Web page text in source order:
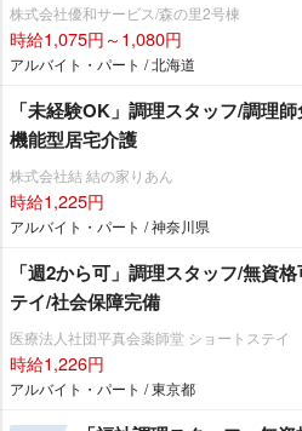
株式会社優和サービス/森の里2号棟
時給1,075円～1,080円
アルバイト・パート / 北海道
「未経験OK」調理スタッフ/調理
機能型居宅介護
株式会社結 結の家りあん
時給1,225円
アルバイト・パート / 神奈川県
「週2から可」調理スタッフ/無資
テイ/社会保障完備
医療法人社団平真会薬師堂 ショートステイ
時給1,226円
アルバイト・パート / 東京都